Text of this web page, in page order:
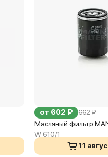
от 602 ₽ 662 ₽
Масляный фильтр
W 610/1
11